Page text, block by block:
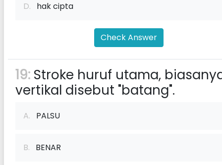
D. hak cipta
Check Answer
19: Stroke huruf utama,
vertikal disebut "batang".
A. PALSU
B. BENAR